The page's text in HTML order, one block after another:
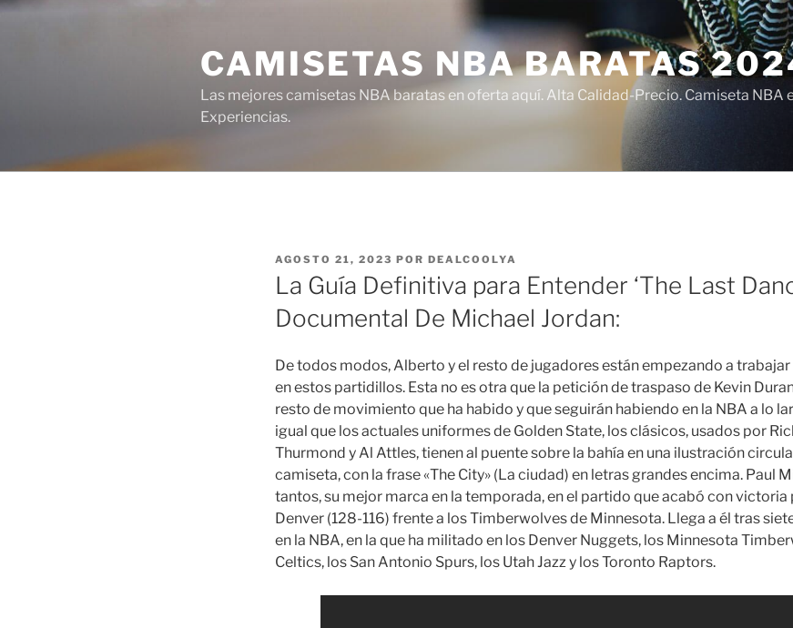
Saltar
CAMISETAS NBA BARATAS
Las mejores camisetas NBA baratas en oferta aquí. Alta Calidad-Precio. Camiseta NBA
Experiencias.
PUBLICADO
EL
AGOSTO 21, 2023 POR DEALCOOLYA
La Guía Definitiva para Entender ‘The Last
Documental De Michael Jordan:
De todos modos, Alberto y el resto de jugadores están empezando a
en estos partidillos. Esta no es otra que la petición de traspaso de Kevin
resto de movimiento que ha habido y que seguirán habiendo en la NBA a lo
igual que los actuales uniformes de Golden State, los clásicos, usados por
Thurmond y Al Attles, tienen al puente sobre la bahía en una ilustración
camiseta, con la frase «The City» (La ciudad) en letras grandes encima. Paul
tantos, su mejor marca en la temporada, en el partido que acabó con victoria
Denver (128-116) frente a los Timberwolves de Minnesota. Llega a él tras
en la NBA, en la que ha militado en los Denver Nuggets, los Minnesota
Celtics, los San Antonio Spurs, los Utah Jazz y los Toronto Raptors.